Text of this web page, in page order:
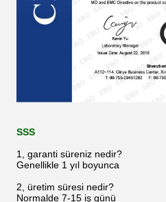
SSS
1, garanti süreniz nedir?
Genellikle 1 yıl boyunca
2, üretim süresi nedir?
Normalde 7-15 iş günü